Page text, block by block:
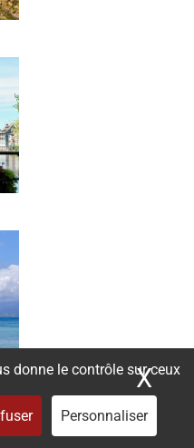
donne le contrôle sur ceux
Personnaliser
X